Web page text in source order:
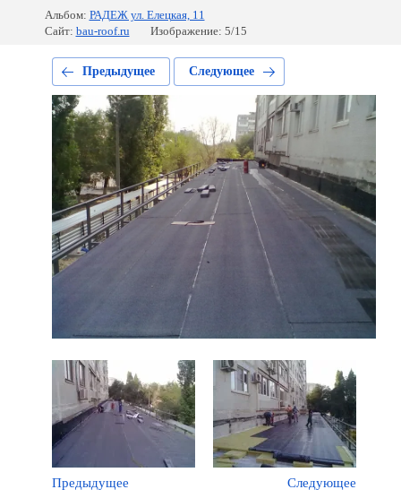
Альбом: РАДЕЖ ул. Елецкая, 11
Сайт: bau-roof.ru Изображение: 5/15
Предыдущее Следующее
Предыдущее Следующее